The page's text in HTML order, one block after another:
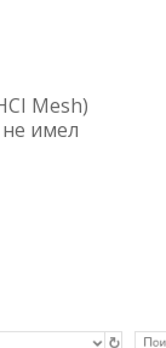
Mesh)
имел